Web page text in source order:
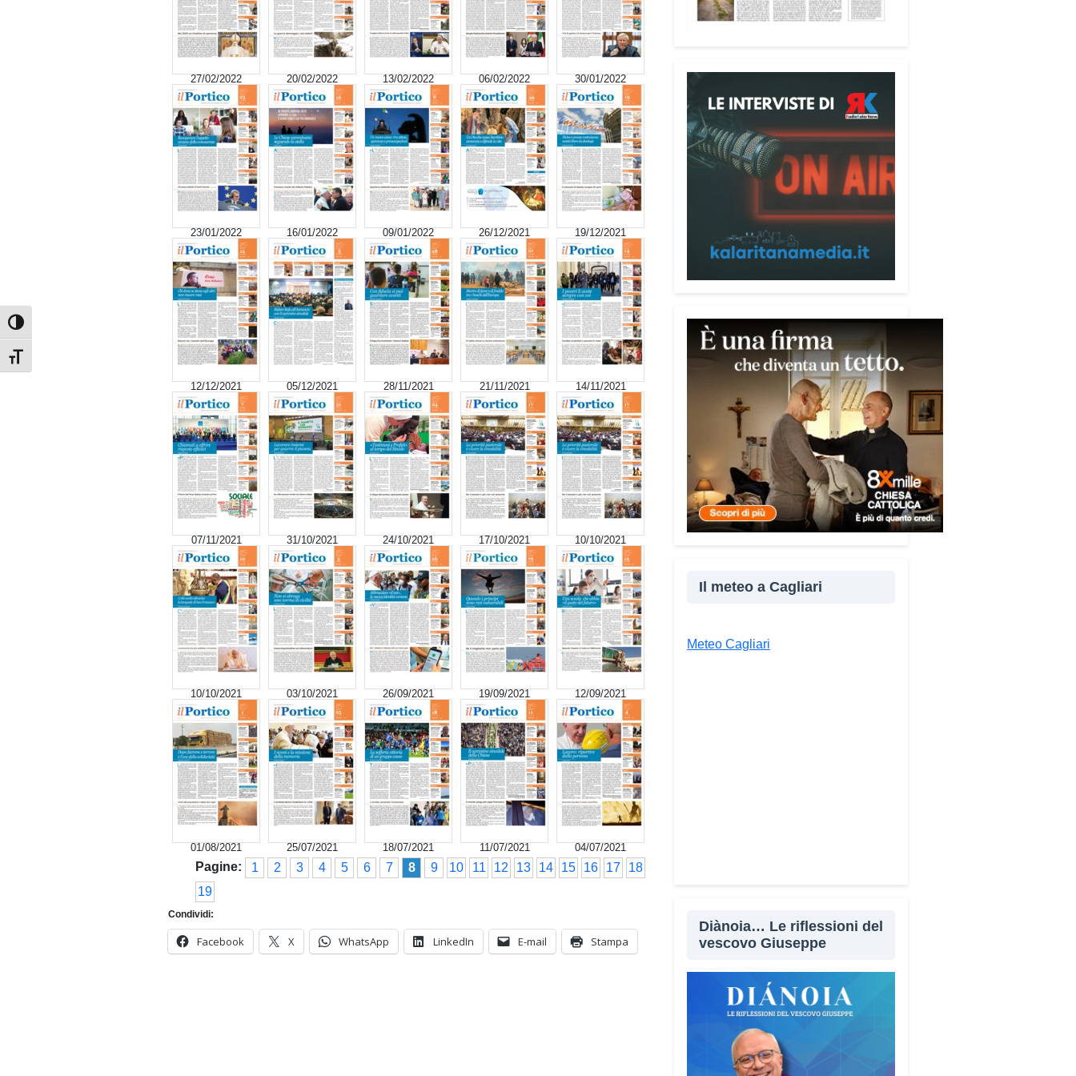
Attiva/disattiva alto contrasto
Attiva/disattiva dimensione testo
27/02/2022 20/02/2022 13/02/2022 06/02/2022 30/01/2022
23/01/2022 16/01/2022 09/01/2022 26/12/2021 19/12/2021
12/12/2021 05/12/2021 28/11/2021 21/11/2021 14/11/2021
07/11/2021 31/10/2021 24/10/2021 17/10/2021 10/10/2021
10/10/2021 03/10/2021 26/09/2021 19/09/2021 12/09/2021
01/08/2021 25/07/2021 18/07/2021 11/07/2021 04/07/2021
Pagine: 1 2 3 4 5 6 7 8 9 10 11 12 13 14 15 16 17
18
19
Condividi:
Facebook X WhatsApp LinkedIn E-mail Stampa
dignità», racconta Alessandro
Tra i partecipanti anche i seminaristi,
impegnati accanto agli anziani della
casa di riposo Cristo Re.
«Un’esperienza di crescita umana e
spirituale che rafforza la vocazione
al servizio», sottolinea Cristiano
Il programma dedica spazio anche
ai temi della pace e della
cooperazione nel Mediterraneo.
Oggi pomeriggio, alla Mediateca del
l’arcivescovo monsignor Giuseppe
Baturi ha approfondito il ruolo dei
giovani nella costruzione di ponti tra
culture e popoli, con un confronto
inserito nel percorso “Cagliari Città
della Pace e del Mediterraneo”,
progetto che promuove il dialogo e
la collaborazione tra le diverse
realtà del bacino mediterraneo.
Tra le testimonianze quella di Thea,
giovane libanese del Consiglio dei
un’esperienza di volontariato: è
un’opportunità per costruire relazioni
universale capace di unire persone
diverse».
Il meteo a Cagliari
Meteo Cagliari
Diànoia… Le riflessioni del
vescovo Giuseppe